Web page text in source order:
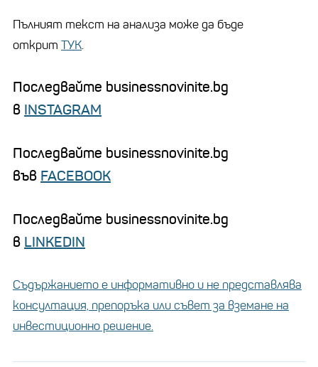
Пълният текст на анализа може да бъде
открит ТУК.
Последвайте businessnovinite.bg
в INSTAGRAM
Последвайте businessnovinite.bg
във FACEBOOK
Последвайте businessnovinite.bg
в LINKEDIN
Съдържанието е информативно и не представлява
консултация, препоръка или съвет за вземане на
инвестиционно решение.